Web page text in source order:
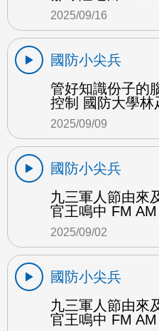
2025/09/16
國防小尖兵
管好知識份子的
控制 國防大學林
2025/09/09
國防小尖兵
九三軍人節由來
官王鳴中 FM AM
2025/09/02
國防小尖兵
九三軍人節由來
官王鳴中 FM AM